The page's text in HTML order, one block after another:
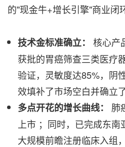
的"现金牛+增长引擎"商业闭
技术金标准确立： 核心产
获批的胃癌筛查三类医疗
验证，灵敏度达85%，阴
效填补了市场空白并确立
多点开花的增长曲线：
肺
上市 ；同时，已完成东
大规模前瞻注册临床入组